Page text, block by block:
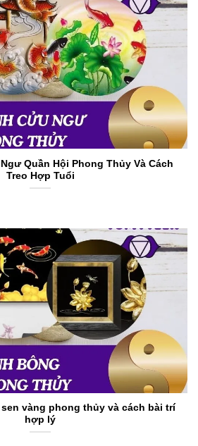
Quần Hội Phong Thủy Và Cách
Treo Hợp Tuổi
vàng phong thủy và cách bài trí
hợp lý